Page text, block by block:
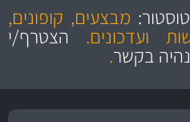
הוגנים
והיצע מוצרים איכותי
מבצעים, קופונים,
ועדכונים. הצטרף/י
בקשר.